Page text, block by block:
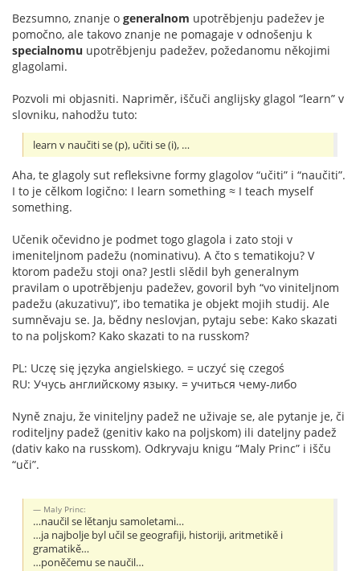
Bezsumno, znanje o generalnom upotrěbjenju padežev je
pomočno, ale takovo znanje ne pomagaje v odnošenju k
specialnomu upotrěbjenju padežev, požedanomu někojimi
glagolami.
Pozvoli mi objasniti. Napriměr, iščuči anglijsky glagol “learn” v
slovniku, nahodžu tuto:
learn v naučiti se (p), učiti se (i), …
Aha, te glagoly sut refleksivne formy glagolov “učiti” i “naučiti”.
I to je cělkom logično: I learn something ≈ I teach myself
something.
Učenik očevidno je podmet togo glagola i zato stoji v
imeniteljnom padežu (nominativu). A čto s tematikoju? V
ktorom padežu stoji ona? Jestli slědil byh generalnym
pravilam o upotrěbjenju padežev, govoril byh “vo viniteljnom
padežu (akuzativu)”, ibo tematika je objekt mojih studij. Ale
sumněvaju se. Ja, bědny neslovjan, pytaju sebe: Kako skazati
to na poljskom? Kako skazati to na russkom?
PL: Uczę się języka angielskiego. = uczyć się czegoś
RU: Учусь английскому языку. = учиться чему-либо
Nyně znaju, že viniteljny padež ne uživaje se, ale pytanje je, či
roditeljny padež (genitiv kako na poljskom) ili dateljny padež
(dativ kako na russkom). Odkryvaju knigu “Maly Princ” i išču
“uči”.
Maly Princ:
…naučil se lětanju samoletami…
…ja najbolje byl učil se geografiji, historiji, aritmetikě i
gramatikě…
…poněčemu se naučil…